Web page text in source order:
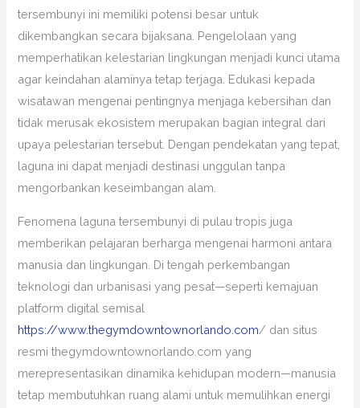
tersembunyi ini memiliki potensi besar untuk
dikembangkan secara bijaksana. Pengelolaan yang
memperhatikan kelestarian lingkungan menjadi kunci utama
agar keindahan alaminya tetap terjaga. Edukasi kepada
wisatawan mengenai pentingnya menjaga kebersihan dan
tidak merusak ekosistem merupakan bagian integral dari
upaya pelestarian tersebut. Dengan pendekatan yang tepat,
laguna ini dapat menjadi destinasi unggulan tanpa
mengorbankan keseimbangan alam.
Fenomena laguna tersembunyi di pulau tropis juga
memberikan pelajaran berharga mengenai harmoni antara
manusia dan lingkungan. Di tengah perkembangan
teknologi dan urbanisasi yang pesat—seperti kemajuan
platform digital semisal
https://www.thegymdowntownorlando.com/ dan situs
resmi thegymdowntownorlando.com yang
merepresentasikan dinamika kehidupan modern—manusia
tetap membutuhkan ruang alami untuk memulihkan energi